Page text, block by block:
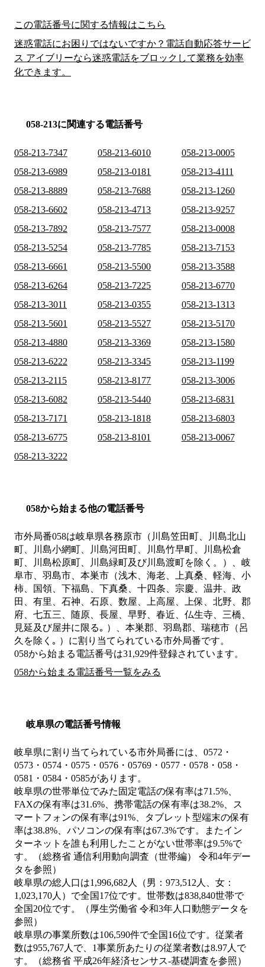
この電話番号に関する情報はこちら
迷惑電話にお困りではないですか？電話自動応答サービ
ス アイブリーなら迷惑電話をブロックして業務を効率
化できます。
058-213に関連する電話番号
058-213-7347 058-213-6010
058-213-0005
058-213-6989
058-213-0181
058-213-4111
058-213-8889
058-213-7688
058-213-1260
058-213-6602
058-213-4713
058-213-9257
058-213-7892
058-213-7577
058-213-0008
058-213-5254
058-213-7785
058-213-7153
058-213-6661
058-213-5500
058-213-3588
058-213-6264
058-213-7225
058-213-6770
058-213-3011
058-213-0355
058-213-1313
058-213-5601
058-213-5527
058-213-5170
058-213-4880
058-213-3369
058-213-1580
058-213-6222
058-213-3345
058-213-1199
058-213-2115
058-213-8177
058-213-3006
058-213-6082
058-213-5440
058-213-6831
058-213-7171
058-213-1818
058-213-6803
058-213-6775
058-213-8101
058-213-0067
058-213-3222
058から始まる他の電話番号
市外局番058は岐阜県各務原市（川島笠田町、川島北山
町、川島小網町、川島河田町、川島竹早町、川島松倉
町、川島松原町、川島緑町及び川島渡町を除く。）、岐
阜市、羽島市、本巣市（浅木、海老、上真桑、軽海、小
柿、国領、下福島、下真桑、十四条、宗慶、温井、政
田、有里、石神、石原、数屋、上高屋、上保、北野、郡
府、七五三、随原、長屋、早野、春近、仏生寺、三橋、
見延及び屋井に限る｡ ）、本巣郡、羽島郡、瑞穂市（呂
久を除く｡ ） に割り当てられている市外局番です。
058から始まる電話番号は31,929件登録されています。
058から始まる電話番号一覧をみる
岐阜県の電話番号情報
岐阜県に割り当てられている市外局番には、0572・
0573・0574・0575・0576・05769・0577・0578・058・
0581・0584・0585があります。
岐阜県の世帯単位でみた固定電話の保有率は71.5%、
FAXの保有率は31.6%、携帯電話の保有率は38.2%、ス
マートフォンの保有率は91%、タブレット型端末の保有
率は38.8%、パソコンの保有率は67.3%です。またイン
ターネットを誰も利用したことがない世帯率は9.5%で
す。（総務省 通信利用動向調査（世帯編） 令和4年デー
タを参照）
岐阜県の総人口は1,996,682人（男：973,512人、女：
1,023,170人）で全国17位です。世帯数は838,840世帯で
全国20位です。（厚生労働省 令和3年人口動態データを
参照）
岐阜県の事業所数は106,590件で全国16位です。従業者
数は955,767人で、1事業所あたりの従業者数は8.97人で
す。（総務省 平成26年経済センサス‐基礎調査を参照）